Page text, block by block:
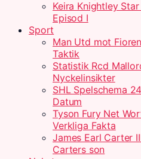
Keira Knightley
Episod I
Sport
Man Utd mot
Taktik
Statistik Rcd
Nyckelinsikter
SHL Spelschema
Datum
Tyson Fury Net
Verkliga Fakta
James Earl Carter
Carters son